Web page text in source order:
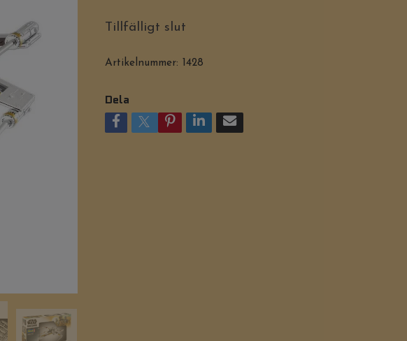
Tillfälligt slut
Artikelnummer: 1428
Dela